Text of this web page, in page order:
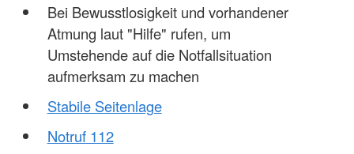
Bei Bewusstlosigkeit und vorhandener
Atmung laut "Hilfe" rufen, um
Umstehende auf die Notfallsituation
aufmerksam zu machen
Stabile Seitenlage
Notruf 112